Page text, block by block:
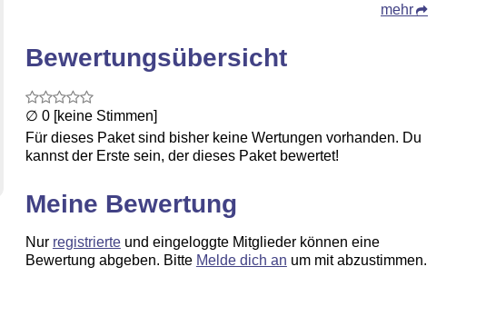
mehr
Bewertungsübersicht
∅ 0 [keine Stimmen]
Für dieses Paket sind bisher keine Wertungen vorhanden. Du
kannst der Erste sein, der dieses Paket bewertet!
Meine Bewertung
Nur registrierteund eingeloggte Mitglieder können eine
Bewertung abgeben. Bitte Melde dich an um mit abzustimmen.